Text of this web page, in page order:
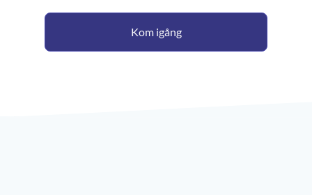
Kom igång